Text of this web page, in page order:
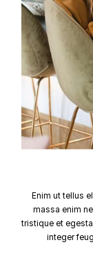
Enim ut tellus
massa enim
tristique et
integer